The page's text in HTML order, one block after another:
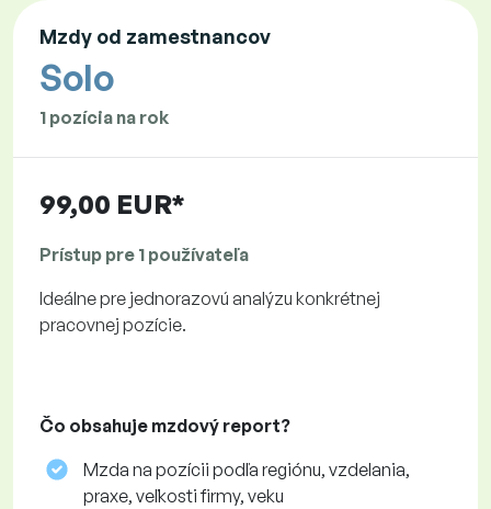
Mzdy od zamestnancov
Solo
1 pozícia na rok
99,00 EUR*
Prístup pre 1 používateľa
Ideálne pre jednorazovú analýzu konkrétnej
pracovnej pozície.
Čo obsahuje mzdový report?
Mzda na pozícii podľa regiónu, vzdelania,
praxe, veľkosti firmy, veku